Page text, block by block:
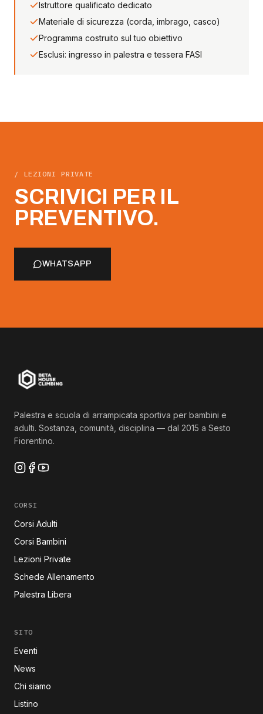
Istruttore qualificato dedicato
Materiale di sicurezza (corda, imbrago, casco)
Programma costruito sul tuo obiettivo
Esclusi: ingresso in palestra e tessera FASI
/ LEZIONI PRIVATE
SCRIVICI PER IL
PREVENTIVO.
WHATSAPP
Palestra e scuola di arrampicata sportiva per bambini e
adulti. Sostanza, comunità, disciplina — dal 2015 a Sesto
Fiorentino.
CORSI
Corsi Adulti
Corsi Bambini
Lezioni Private
Schede Allenamento
Palestra Libera
SITO
Eventi
News
Chi siamo
Listino